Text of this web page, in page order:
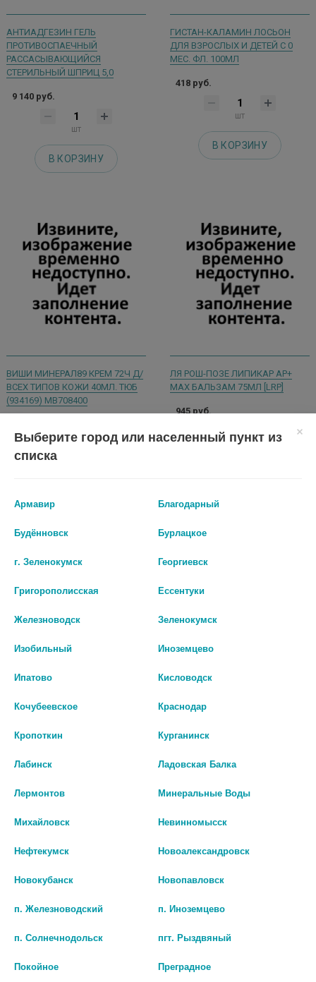
АНТИАДГЕЗИН ГЕЛЬ
ПРОТИВОСПАЕЧНЫЙ
РАССАСЫВАЮЩИЙСЯ
СТЕРИЛЬНЫЙ ШПРИЦ 5,0
9 140 руб.
шт
В КОРЗИНУ
ГИСТАН-КАЛАМИН ЛОСЬОН
ДЛЯ ВЗРОСЛЫХ И ДЕТЕЙ С 0
МЕС. ФЛ. 100МЛ
418 руб.
шт
В КОРЗИНУ
ВИШИ МИНЕРАЛ89 КРЕМ 72Ч Д/
ВСЕХ ТИПОВ КОЖИ 40МЛ. ТЮБ
(934169) MB708400
ЛЯ РОШ-ПОЗЕ ЛИПИКАР АР+
МАХ БАЛЬЗАМ 75МЛ [LRP]
945 руб.
шт
ЛИБРИДЕРМ СКИНОПЛАСТ ДУО
АЭРОЗОЛЬ-ПЕНА
ЧУВСТВИТЕЛЬНОЙ КОЖИ ФЛ.
КРЕМ-БАРЬЕР ДЛЯ РУК
Выберите город или населенный пункт из
списка
Армавир Благодарный
Будённовск Бурлацкое
г. Зеленокумск Георгиевск
Григорополисская Ессентуки
Железноводск Зеленокумск
Изобильный Иноземцево
Ипатово Кисловодск
Кочубеевское Краснодар
Кропоткин Курганинск
Лабинск Ладовская Балка
Лермонтов Минеральные Воды
Михайловск Невинномысск
Нефтекумск Новоалександровск
Новокубанск Новопавловск
п. Железноводский п. Иноземцево
п. Солнечнодольск пгт. Рыздвяный
Покойное Преградное